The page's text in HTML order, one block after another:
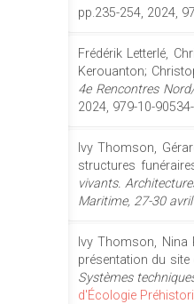
pp.235-254, 2024,
Frédérik Letterlé,
Kerouanton;
4e Rencontres
2024, 979-10-
Ivy Thomson,
structures
vivants.
Maritime, 27-30
Ivy Thomson, Nina
présentation du site
Systèmes
d'Écologie